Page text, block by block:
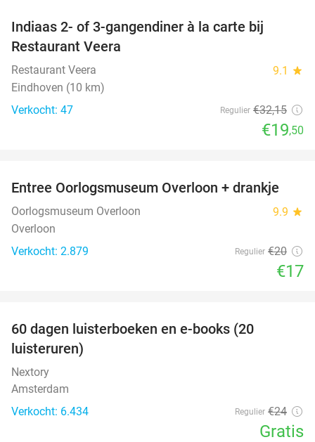
Indiaas 2- of 3-gangendiner à la carte bij
Restaurant Veera
Restaurant Veera 9.1 star
Eindhoven (10 km)
Verkocht: 47
Regulier €32,15
€19,50
15%
Entree Oorlogsmuseum Overloon + drankje
Oorlogsmuseum Overloon 9.9 star
Overloon
Verkocht: 2.879
Regulier €20
€17
60 dagen luisterboeken en e-books (20
luisteruren)
Nextory
Amsterdam
Verkocht: 6.434
Regulier €24
Gratis